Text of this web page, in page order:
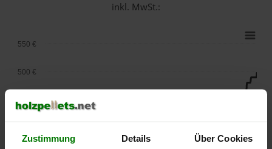
Zustimmung Details Über Cookies
inkl. MwSt.:
450 €
500 €
550 €